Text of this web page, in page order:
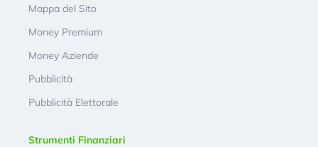
Mappa del Sito
Money Premium
Money Aziende
Pubblicità
Pubblicità Elettorale
Strumenti Finanziari